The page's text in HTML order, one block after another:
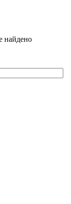
найдено